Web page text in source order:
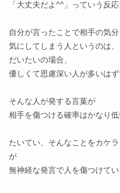
「大丈夫だよ^^」っていう反応
自分が言ったことで相手の気
気にしてしまう人というのは、
だいたいの場合、
優しくて思慮深い人が多いはず
そんな人が発する言葉が
相手を傷つける確率はかなり低
たいてい、そんなことをカケ
が
無神経な発言で人を傷つけて